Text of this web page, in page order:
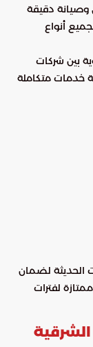
دقيقة
أنواع
بين شركات
خدمات متكاملة
الحديثة لضمان
لفترات